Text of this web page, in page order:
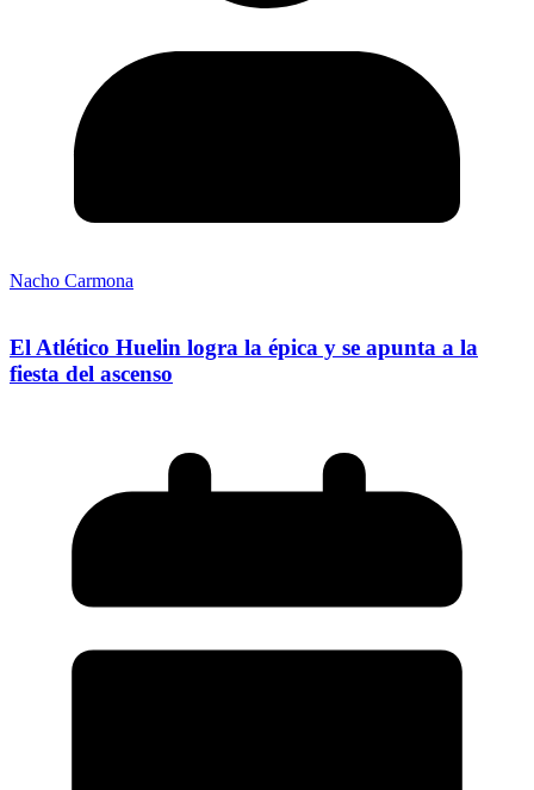
Nacho Carmona
El Atlético Huelin logra la épica y se apunta a la
fiesta del ascenso